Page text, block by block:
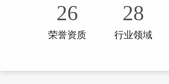
26
荣誉资质
28
行业领域